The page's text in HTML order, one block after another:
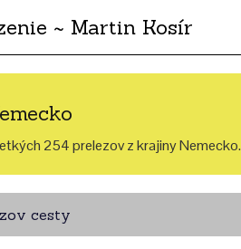
~ Martin Kosír
254 prelezov z krajiny Nemecko.
cesty